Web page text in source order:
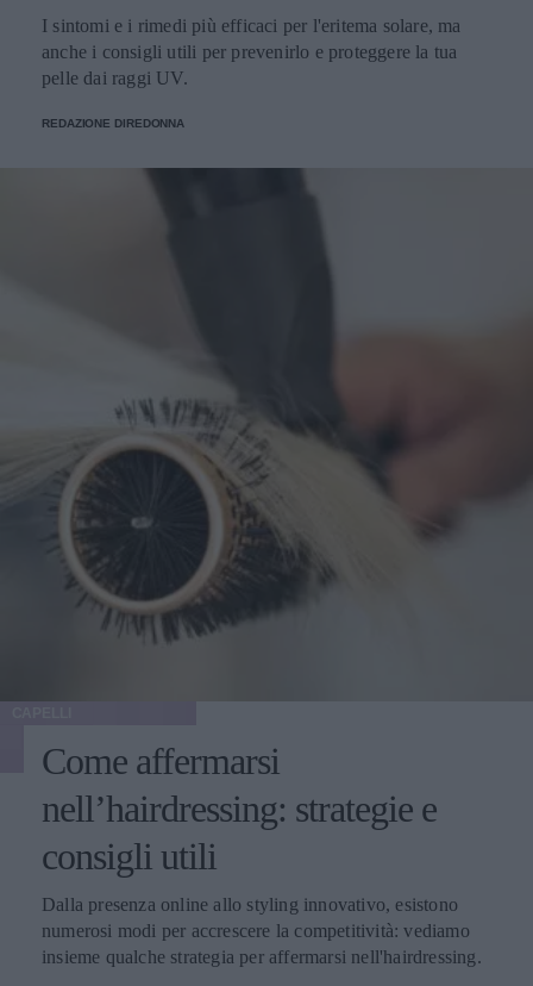
I sintomi e i rimedi più efficaci per l'eritema solare, ma
anche i consigli utili per prevenirlo e proteggere la tua
pelle dai raggi UV.
REDAZIONE DIREDONNA
Come affermarsi
nell’hairdressing: strategie e
consigli utili
Dalla presenza online allo styling innovativo, esistono
numerosi modi per accrescere la competitività: vediamo
insieme qualche strategia per affermarsi nell'hairdressing.